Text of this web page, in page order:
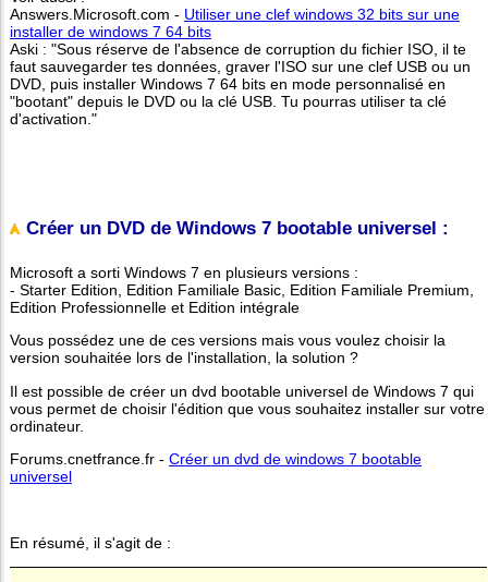
Answers.Microsoft.com - Utiliser une clef windows 32 bits sur une
installer de windows 7 64 bits
Aski : "Sous réserve de l'absence de corruption du fichier ISO, il te
faut sauvegarder tes données, graver l'ISO sur une clef USB ou un
DVD, puis installer Windows 7 64 bits en mode personnalisé en
"bootant" depuis le DVD ou la clé USB. Tu pourras utiliser ta clé
d'activation."
Créer un DVD de Windows 7 bootable universel :
Microsoft a sorti Windows 7 en plusieurs versions :
- Starter Edition, Edition Familiale Basic, Edition Familiale Premium,
Edition Professionnelle et Edition intégrale
Vous possédez une de ces versions mais vous voulez choisir la
version souhaitée lors de l'installation, la solution ?
Il est possible de créer un dvd bootable universel de Windows 7 qui
vous permet de choisir l'édition que vous souhaitez installer sur votre
ordinateur.
Forums.cnetfrance.fr - Créer un dvd de windows 7 bootable
universel
En résumé, il s'agit de :